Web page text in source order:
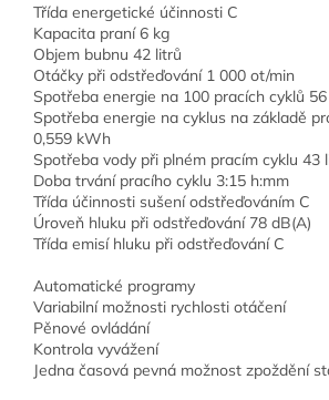
Třída energetické účinnosti C
Kapacita praní 6 kg
Objem bubnu 42 litrů
Otáčky při odstřeďování 1 000 ot/min
Spotřeba energie na 100 pracích cyklů
Spotřeba energie na cyklus na základě
0,559 kWh
Spotřeba vody při plném pracím cyklu 43
Doba trvání pracího cyklu 3:15 h:mm
Třída účinnosti sušení odstřeďováním C
Úroveň hluku při odstřeďování 78 dB(A)
Třída emisí hluku při odstřeďování C
Automatické programy
Variabilní možnosti rychlosti otáčení
Pěnové ovládání
Kontrola vyvážení
Jedna časová pevná možnost zpoždění